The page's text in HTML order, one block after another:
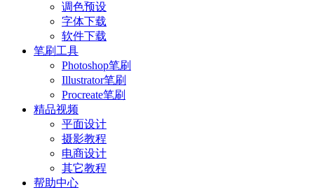
调色预设
字体下载
软件下载
笔刷工具
Photoshop笔刷
Illustrator笔刷
Procreate笔刷
精品视频
平面设计
摄影教程
电商设计
其它教程
帮助中心